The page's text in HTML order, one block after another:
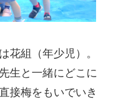
花組（年少児）。
生と一緒にどこに
接梅をもいでいき